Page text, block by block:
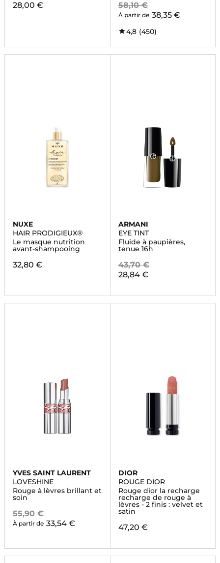
28,00 € 58,10 €
À partir de 38,35 €
4,8 (450)
NUXE
HAIR PRODIGIEUX®
Le masque nutrition
avant-shampooing
32,80 €
ARMANI
EYE TINT
Fluide à paupières,
tenue 16h
43,70 €
28,84 €
YVES SAINT LAURENT
LOVESHINE
Rouge à lèvres brillant et
soin
55,90 €
À partir de 33,54 €
DIOR
ROUGE DIOR
Rouge dior la recharge
recharge de rouge à
lèvres - 2 finis : velvet et
satin
47,20 €